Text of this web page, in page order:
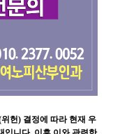
헌) 결정에 따라 현재 우